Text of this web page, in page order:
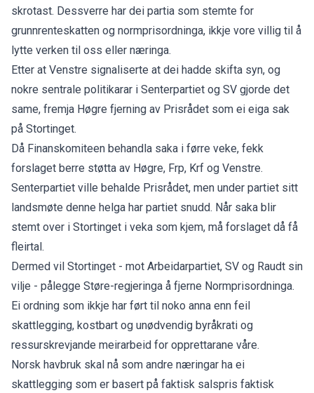
skrotast. Dessverre har dei partia som stemte for
grunnrenteskatten og normprisordninga, ikkje vore villig til å
lytte verken til oss eller næringa.
Etter at Venstre signaliserte at dei hadde skifta syn, og
nokre sentrale politikarar i Senterpartiet og SV gjorde det
same, fremja Høgre fjerning av Prisrådet som ei eiga sak
på Stortinget.
Då Finanskomiteen behandla saka i førre veke, fekk
forslaget berre støtta av Høgre, Frp, Krf og Venstre.
Senterpartiet ville behalde Prisrådet, men under partiet sitt
landsmøte denne helga har partiet snudd. Når saka blir
stemt over i Stortinget i veka som kjem, må forslaget då få
fleirtal.
Dermed vil Stortinget - mot Arbeidarpartiet, SV og Raudt sin
vilje - pålegge Støre-regjeringa å fjerne Normprisordninga.
Ei ordning som ikkje har ført til noko anna enn feil
skattlegging, kostbart og unødvendig byråkrati og
ressurskrevjande meirarbeid for opprettarane våre.
Norsk havbruk skal nå som andre næringar ha ei
skattlegging som er basert på faktisk salspris faktisk